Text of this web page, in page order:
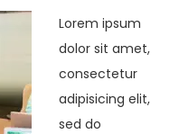
Lorem ipsum
dolor sit amet,
consectetur
adipisicing elit,
sed do